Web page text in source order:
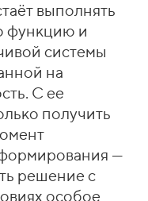
выполнять
функцию и
системы
на
С ее
получить
формирования —
решение с
особое